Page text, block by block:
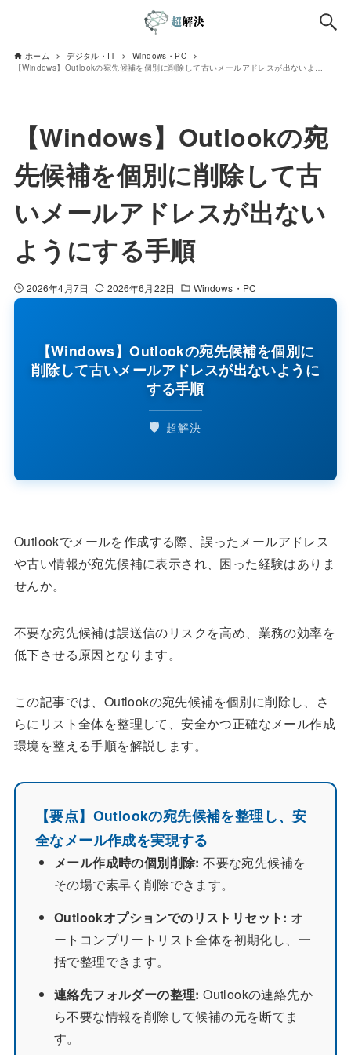
ホーム デジタル・IT
Windows・PC
【Windows】Outlookの宛先候補を個別に削除して古いメールアドレスが出ないようにする手順
【Windows】Outlookの宛
先候補を個別に削除して古
いメールアドレスが出ない
ようにする手順
2026年4月7日 2026年6月22日 Windows・PC
【Windows】Outlookの宛先候補を個別に
削除して古いメールアドレスが出ないように
する手順
🛡️ 超解決
Outlookでメールを作成する際、誤ったメールアドレス
や古い情報が宛先候補に表示され、困った経験はありま
せんか。
不要な宛先候補は誤送信のリスクを高め、業務の効率を
低下させる原因となります。
この記事では、Outlookの宛先候補を個別に削除し、さ
らにリスト全体を整理して、安全かつ正確なメール作成
環境を整える手順を解説します。
【要点】Outlookの宛先候補を整理し、安
全なメール作成を実現する
メール作成時の個別削除: 不要な宛先候補を
その場で素早く削除できます。
Outlookオプションでのリストリセット: オ
ートコンプリートリスト全体を初期化し、一
括で整理できます。
連絡先フォルダーの整理: Outlookの連絡先か
ら不要な情報を削除して候補の元を断てま
す。